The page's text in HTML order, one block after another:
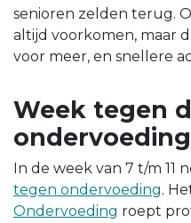
senioren zelden terug.
altijd voorkomen, maar
voor meer, en snellere
Week tegen
ondervoeding
In de week van 7 t/m 11
tegen ondervoeding.
Ondervoeding roept